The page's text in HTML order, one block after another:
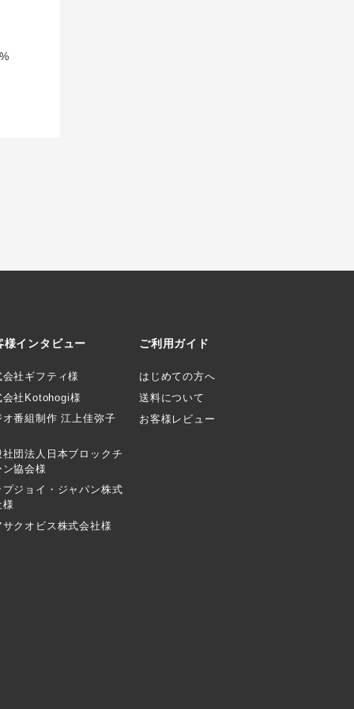
様インタビュー
会社ギフティ様
会社Kotohogi様
オ番組制作 江上佳弥子
社団法人日本ブロックチ
ン協会様
プジョイ・ジャパン株式
様
サクオビス株式会社様
ご利用ガイド
はじめての方へ
送料について
お客様レビュー